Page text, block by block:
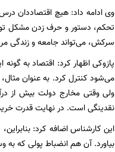
وی ادامه داد: هیچ اقتصاددان
تحکم، دستور و حرف زدن مشکل
سرکش، می‌تواند جامعه و زندگی
پازوکی اظهار کرد: اقتصاد به
می‌شود کنترل کرد‌. به عنوان
ولی وقتی مخارج دولت بیش از
نقدینگی است. در نهایت قدرت
این کارشناس اضافه کرد:
بیاورد. آن هم انضباط پولی که